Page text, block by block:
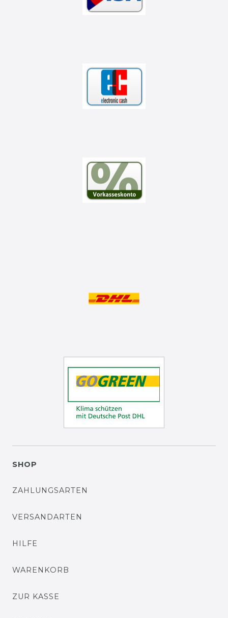
SHOP
ZAHLUNGSARTEN
VERSANDARTEN
HILFE
WARENKORB
ZUR KASSE